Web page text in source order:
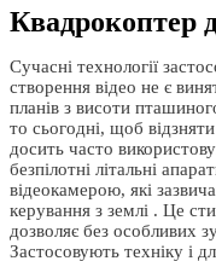
Квадрокоптер
Сучасні технології
створення відео не є
планів з висоти
то сьогодні, щоб
досить часто
безпілотні літальні
відеокамерою, які
керування з землі . Це
дозволяє без особливих
Застосовують техніку і